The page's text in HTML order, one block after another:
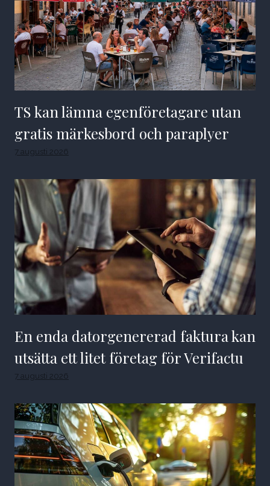
TS kan lämna egenföretagare utan
gratis märkesbord och paraplyer
7 augusti 2026
En enda datorgenererad faktura kan
utsätta ett litet företag för Verifactu
7 augusti 2026